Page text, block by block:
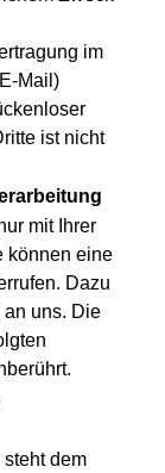
im
Mail)
ist nicht
mit Ihrer
können eine
Dazu
an uns. Die
steht dem